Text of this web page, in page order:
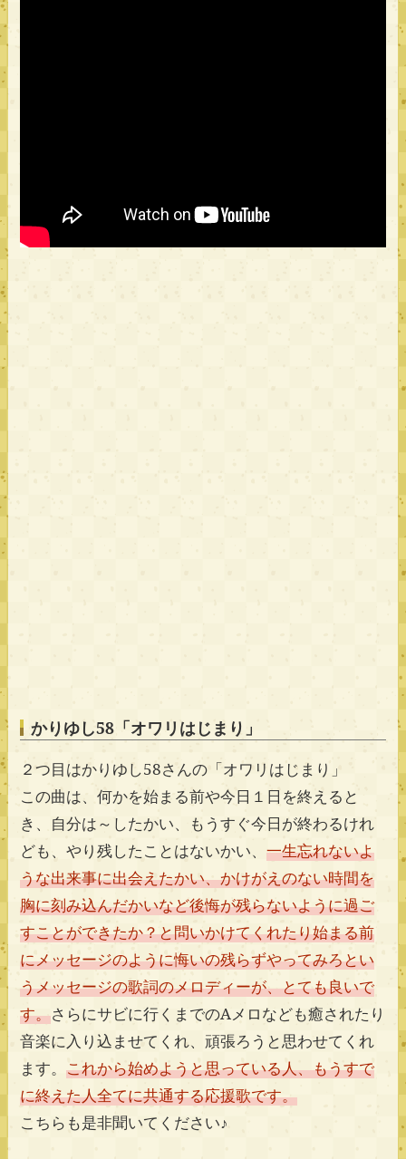
かりゆし58「オワリはじまり」
２つ目はかりゆし58さんの「オワリはじまり」
この曲は、何かを始まる前や今日１日を終えると
き、自分は～したかい、もうすぐ今日が終わるけれ
ども、やり残したことはないかい、 一生忘れないよ
うな出来事に出会えたかい、かけがえのない時間を
胸に刻み込んだかいなど後悔が残らないように過ご
すことができたか？と問いかけてくれたり始まる前
にメッセージのように悔いの残らずやってみろとい
うメッセージの歌詞のメロディーが、とても良いで
す。さらにサビに行くまでのAメロなども癒されたり
音楽に入り込ませてくれ、頑張ろうと思わせてくれ
ます。 これから始めようと思っている人、もうすで
に終えた人全てに共通する応援歌です。
こちらも是非聞いてください♪